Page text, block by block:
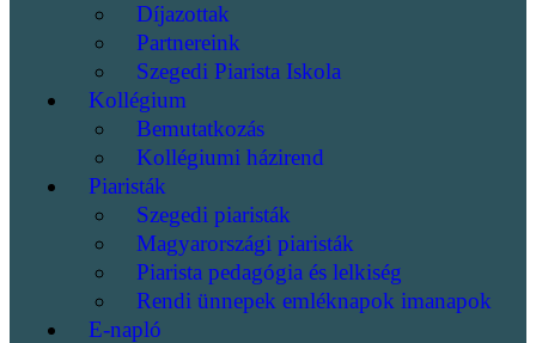
Díjazottak
Partnereink
Szegedi Piarista Iskola
Kollégium
Bemutatkozás
Kollégiumi házirend
Piaristák
Szegedi piaristák
Magyarországi piaristák
Piarista pedagógia és lelkiség
Rendi ünnepek emléknapok imanapok
E-napló